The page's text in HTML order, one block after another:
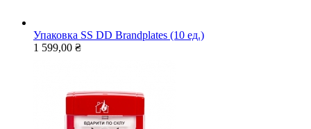
Упаковка SS DD Brandplates (10 ед.)
1 599,00 ₴